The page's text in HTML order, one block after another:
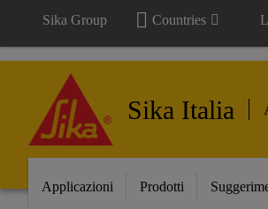
Sika Group Countries
Sika Italia
Applicazioni Prodotti